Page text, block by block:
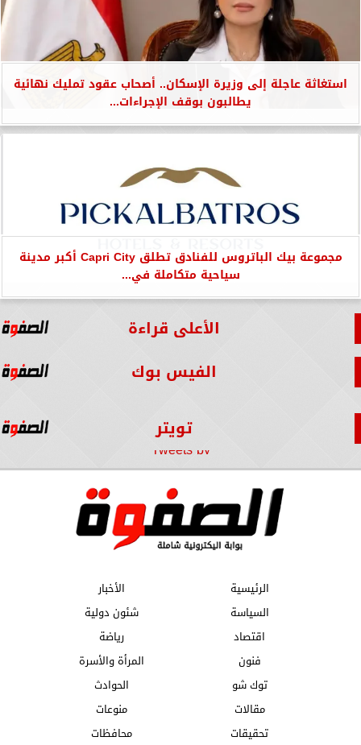
استغاثة عاجلة إلى وزيرة الإسكان.. أصحاب عقود تمليك نهائية
يطالبون بوقف الإجراءات...
مجموعة بيك الباتروس للفنادق تطلق Capri City أكبر مدينة
سياحية متكاملة في...
الأعلى قراءة
الفيس بوك
تويتر
Tweets by
الرئيسية
الأخبار
السياسة
شئون دولية
اقتصاد
رياضة
فنون
المرأة والأسرة
توك شو
الحوادث
مقالات
منوعات
تحقيقات
محافظات